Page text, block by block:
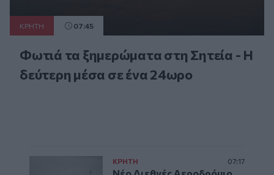
ΚΡΗΤΗ 07:45
Φωτιά τα ξημερώματα στη Σητεία - Η
δεύτερη μέσα σε ένα 24ωρο
ΚΡΗΤΗ 07:17